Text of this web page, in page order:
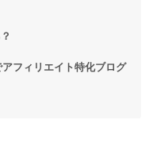
アフィリエイト特化ブログ